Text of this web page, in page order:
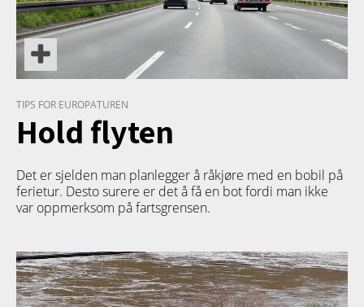
TIPS FOR EUROPATUREN
Hold flyten
Det er sjelden man planlegger å råkjøre med en bobil på
ferietur. Desto surere er det å få en bot fordi man ikke
var oppmerksom på fartsgrensen.
PRODUKT